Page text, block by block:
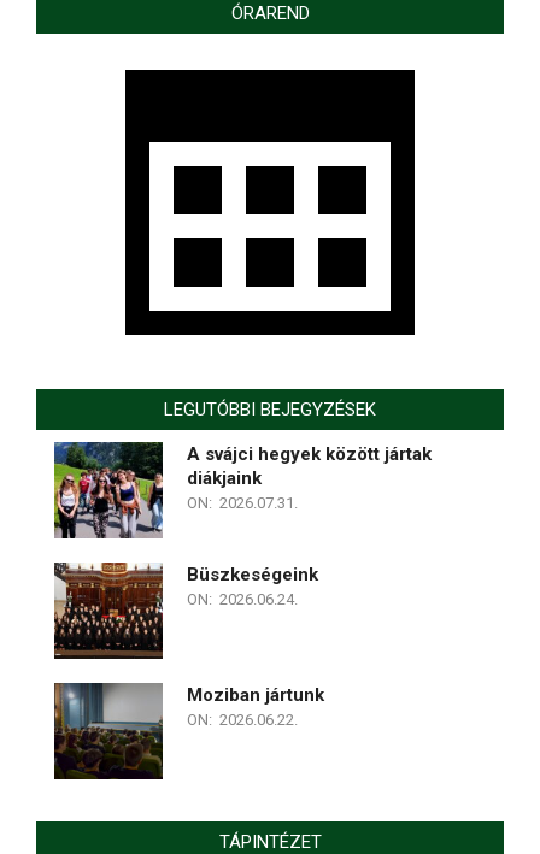
ÓRAREND
LEGUTÓBBI BEJEGYZÉSEK
A svájci hegyek között jártak
diákjaink
ON: 2026.07.31.
Büszkeségeink
ON: 2026.06.24.
Moziban jártunk
ON: 2026.06.22.
TÁPINTÉZET